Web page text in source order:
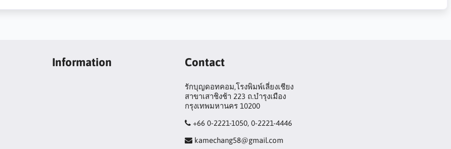
Information Contact
รักบุญดอทคอม,โรงพิมพ์เลี่ยงเชียง
สาขาเสาชิงช้า 223 ถ.บำรุงเมือง
กรุงเทพมหานคร 10200
+66 0-2221-1050, 0-2221-4446
kamechang58@gmail.com